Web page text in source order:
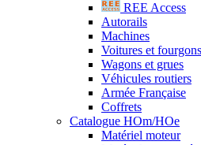
REE Access
Autorails
Machines
Voitures et fourgons
Wagons et grues
Véhicules routiers
Armée Française
Coffrets
Catalogue HOm/HOe
Matériel moteur